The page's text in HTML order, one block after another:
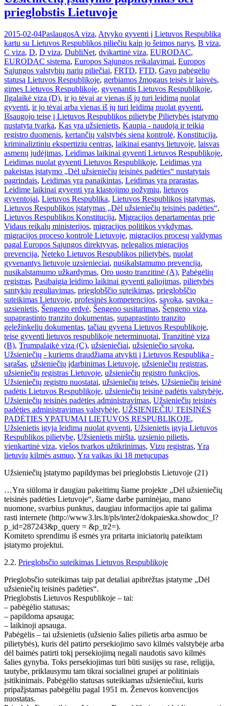
prieglobstis Lietuvoje
2015-02-04PaslaugosA viza, Atvyko gyventi į Lietuvos Respubliką
kartu su Lietuvos Respublikos piliečiu kaip jo šeimos narys, B viza,
C viza, D, D viza, DubliNet, dvikartinė viza, EURODAC,
EURODAC sistema, Europos Sąjungos reikalavimai, Europos
Sąjungos valstybių narių piliečiai, FRTD, FTD, Gavo pabėgėlio
statusą Lietuvos Respublikoje, gerbiamos žmogaus teisės ir laisvės,
gimęs Lietuvos Respublikoje, gyvenantis Lietuvos Respublikoje,
Ilgalaikė viza (D), ir jo tėvai ar vienas iš jų turi leidimą nuolat
gyventi, ir jo tėvai arba vienas iš jų turi leidimą nuolat gyventi,
Išsaugojo teisę į Lietuvos Respublikos pilietybę Pilietybės įstatymo
nustatyta tvarka, Kas yra užsienietis, Kaupia - naudoja ir teikia
registro duomenis, kertančių valstybės sieną kontrolė, Konstitucija,
kriminaliztiniu ekspertiziu centras, laikinai esantys lietuvoje, laisvas
asmenų judėjimas, Leidimas laikinai gyventi Lietuvos Respublikoje,
Leidimas nuolat gyventi Lietuvos Respublikoje, Leidimas yra
pakeistas įstatymo „Dėl užsieniečių teisinės padėties“ nustatytais
pagrindais, Leidimas yra panaikintas, Leidimas yra prarastas,
Leidime laikinai gyventi yra klastojimo požymių, lietuvos
gyventojai, Lietuvos Respublika, Lietuvos Respublikos įstatymas,
Lietuvos Respublikos įstatymas „Dėl užsieniečių teisinės padėties“,
Lietuvos Respublikos Konstitucija, Migracijos departamentas prie
Vidaus reikalų ministerijos, migracijos politikos vykdymas,
migracijos proceso kontrolė Lietuvoje, migracijos procesų valdymas
pagal Europos Sąjungos direktyvas, nelegalios migracijos
prevencija, Neteko Lietuvos Respublikos pilietybės, nuolat
gyvenantys lietuvoje uzsienieciai, nusikalstamumo prevencija,
nusikalstamumo užkardymas, Oro uosto tranzitinė (A), Pabėgėlių
registras, Pasibaigia leidimo laikinai gyventi galiojimas, pilietybės
santykių reguliavimas, prieglobščio suteikimas, prieglobščio
suteikimas Lietuvoje, profesinės kompetencijos, sąvoka, savoka -
uzsienietis, Šengeno erdvė, Šengeno susitarimas, Šengeno viza,
supaprastinto tranzito dokumentas, supaprastinto tranzito
geležinkeliu dokumentas, tačiau gyvena Lietuvos Respublikoje,
teise gyventi lietuvos respublikoje neterminuotai, Tranzitinė viza
(B), Trumpalaikė viza (C), užsieniečiai, užsieniečio sąvoka,
Užsieniečių - kuriems draudžiama atvykti į Lietuvos Respubliką -
sąrašas, užsieniečių įdarbinimas Lietuvoje, užsieniečių registras,
užsieniečių registras Lietuvoje, užsieniečių registro funkcijos,
Užsieniečių registro nuostatai, užsieniečių teisės, Užsieniečių teisinė
padėtis Lietuvos Respublikoje, užsieniečių teisinė padėtis valstybėje,
Užsieniečių teisinės padėties administravimas, Užsieniečių teisinės
padėties administravimas valstybėje, UŽSIENIEČIŲ TEISINĖS
PADĖTIES YPATUMAI LIETUVOS RESPUBLIKOJE,
Užsienietis įgyja leidimą nuolat gyventi, Užsienietis įgyja Lietuvos
Respublikos pilietybę, Užsienietis miršta, uzsienio pilietis,
vienkartinė viza, viešos tvarkos užtikrinimas, Vizų registras, Yra
lietuvių kilmės asmuo, Yra vaikas iki 18 metųcupas
Užsieniečių įstatymo papildymas bei prieglobstis Lietuvoje (21)
…Yra siūloma ir daugiau pakeitimų šiame projekte „Dėl užsieniečių
teisinės padėties Lietuvoje“, šiame darbe paminėjau, mano
nuomone, svarbius punktus, daugiau informacijos apie tai galima
rasti internete (http://www3.lrs.lt/pls/inter2/dokpaieska.showdoc_l?
p_id=287243&p_query = &p_tr2=).
Komiteto sprendimu iš esmės yra pritarta iniciatorių pateiktam
įstatymo projektui.
2.2. Prieglobsčio suteikimas Lietuvos Respublikoje
Prieglobsčio suteikimas taip pat detaliai apibrėžtas įstatyme „Dėl
užsieniečių teisinės padėties“.
Prieglobstis Lietuvos Respublikoje – tai:
– pabėgėlio statusas;
– papildoma apsauga;
– laikinoji apsauga.
Pabėgėlis – tai užsienietis (užsienio šalies pilietis arba asmuo be
pilietybės), kuris dėl patirto persekiojimo savo kilmės valstybėje arba
dėl baimės patirti tokį persekiojimą negali naudotis savo kilmės
šalies gynyba. Toks persekiojimas turi būti susijęs su rase, religija,
tautybe, priklausymu tam tikrai socialinei grupei ar politiniais
įsitikinimais. Pabėgėlio statusas suteikiamas užsieniečiui, kuris
pripažįstamas pabėgėliu pagal 1951 m. Ženevos konvencijos
nuostatas.